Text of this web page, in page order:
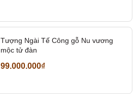
Tượng Ngài Tế Công gỗ Nu vương
mộc tử đàn
99.000.000₫